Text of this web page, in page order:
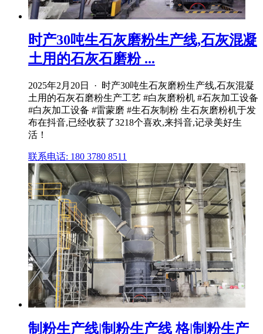
时产30吨生石灰磨粉生产线,石灰混凝
土用的石灰石磨粉 ...
2025年2月20日 · 时产30吨生石灰磨粉生产线,石灰混凝
土用的石灰石磨粉生产工艺 #白灰磨粉机 #石灰加工设备
#白灰加工设备 #雷蒙磨 #生石灰制粉 生石灰磨粉机于发
布在抖音,已经收获了3218个喜欢,来抖音,记录美好生
活！
联系电话: 180 3780 8511
制粉生产线|制粉生产线 格|制粉生产